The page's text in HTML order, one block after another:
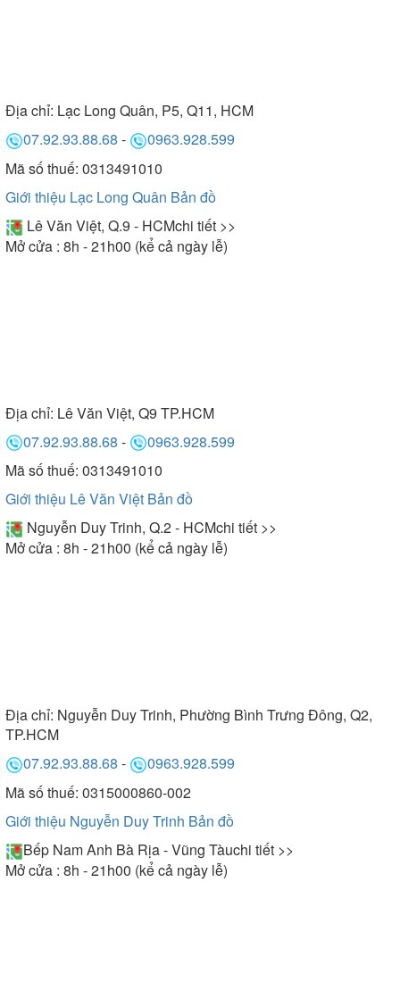
Địa chỉ: Lạc Long Quân, P5, Q11, HCM
07.92.93.88.68 -
0963.928.599
Mã số thuế: 0313491010
Giới thiệu Lạc Long Quân Bản đồ
Lê Văn Việt, Q.9 - HCMchi tiết >>
Mở cửa : 8h - 21h00 (kể cả ngày lễ)
Địa chỉ: Lê Văn Việt, Q9 TP.HCM
07.92.93.88.68 -
0963.928.599
Mã số thuế: 0313491010
Giới thiệu Lê Văn Việt Bản đồ
Nguyễn Duy Trinh, Q.2 - HCMchi tiết >>
Mở cửa : 8h - 21h00 (kể cả ngày lễ)
Địa chỉ: Nguyễn Duy Trinh, Phường Bình Trưng Đông, Q2,
TP.HCM
07.92.93.88.68 -
0963.928.599
Mã số thuế: 0315000860-002
Giới thiệu Nguyễn Duy Trinh Bản đồ
Bếp Nam Anh Bà Rịa - Vũng Tàuchi tiết >>
Mở cửa : 8h - 21h00 (kể cả ngày lễ)